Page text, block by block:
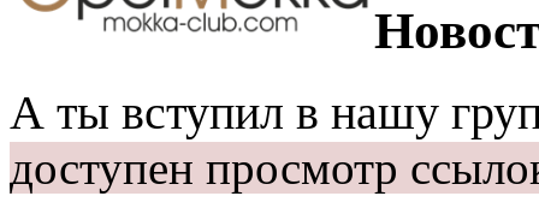
А ты вступил в нашу
доступен просмотр